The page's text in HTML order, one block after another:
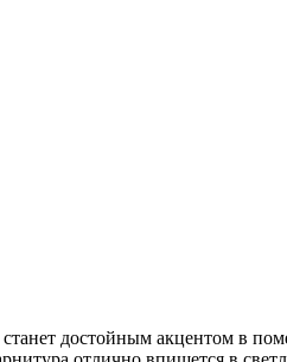
достойным акцентом в